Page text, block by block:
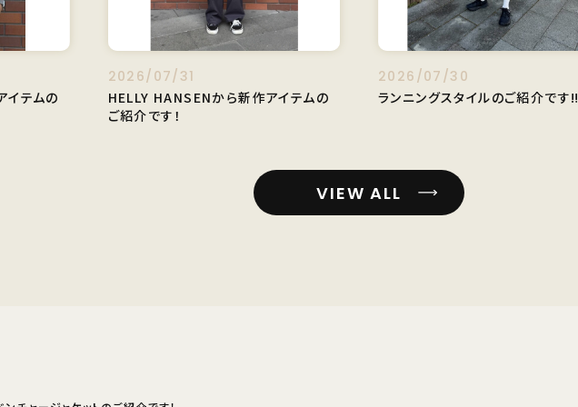
イテムの
2026/07/31
HELLY HANSENから新作アイテムの
ご紹介です！
2026/07/30
ランニングスタイルのご紹介です‼︎
VIEW ALL